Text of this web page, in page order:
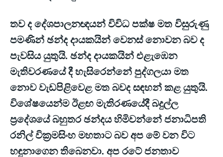
තව ද දේශපාලනඥයන් විවිධ පක්ෂ මත විසුරුණු
පමණින් ඡන්ද දායකයින් වෙනස් නොවන බව ද
පැවසිය යුතුයි. ඡන්ද දායකයින් එළැඹෙන
මැතිවරණයේ දී හැසිරෙන්නේ පුද්ගලයා මත
නොව වැඩපිළිවෙළ මත බවද සඳහන් කළ යුතුයි.
විශේෂයෙන්ම ඊළඟ මැතිරණයේදී බදුල්ල
ප්‍රදේශයේ බහුතර ඡන්දය හිමිවන්නේ ජනාධිපති
රනිල් වික්‍රමසිංහ මහතාට බව අප මේ වන විට
හඳුනාගෙන තිබෙනවා. අප රටේ ජනතාව